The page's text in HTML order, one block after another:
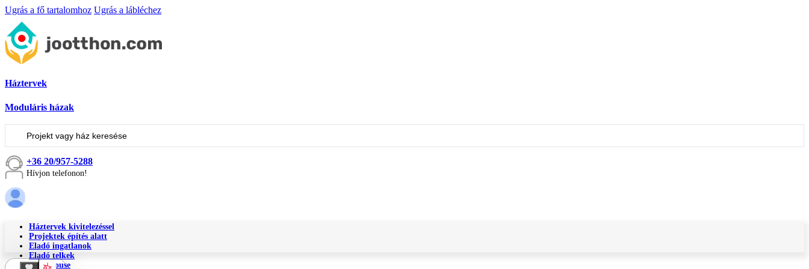
Ugrás a fő tartalomhoz Ugrás a lábléchez
Háztervek
Moduláris házak
+36 20/957-5288
Hívjon telefonon!
Háztervek kivitelezéssel
Projektek építés alatt
Eladó ingatlanok
Eladó telkek
Tiny House